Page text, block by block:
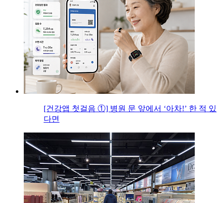
[건강앱 첫걸음 ①] 병원 문 앞에서 ‘아차!’ 한 적 있
다면